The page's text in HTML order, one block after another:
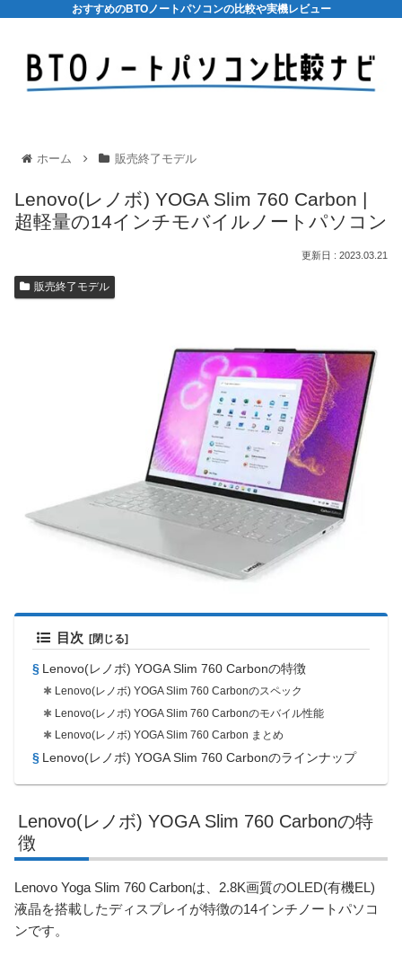
おすすめのBTOノートパソコンの比較や実機レビュー
ホーム 販売終了モデル
Lenovo(レノボ) YOGA Slim 760 Carbon |
超軽量の14インチモバイルノートパソコン
2023.03.21
販売終了モデル
目次
Lenovo(レノボ) YOGA Slim 760 Carbonの特徴
Lenovo(レノボ) YOGA Slim 760 Carbonのスペック
Lenovo(レノボ) YOGA Slim 760 Carbonのモバイル性能
Lenovo(レノボ) YOGA Slim 760 Carbon まとめ
Lenovo(レノボ) YOGA Slim 760 Carbonのラインナップ
Lenovo(レノボ) YOGA Slim 760 Carbonの特
徴
Lenovo Yoga Slim 760 Carbonは、2.8K画質のOLED(有機EL)
液晶を搭載したディスプレイが特徴の14インチノートパソコ
ンです。